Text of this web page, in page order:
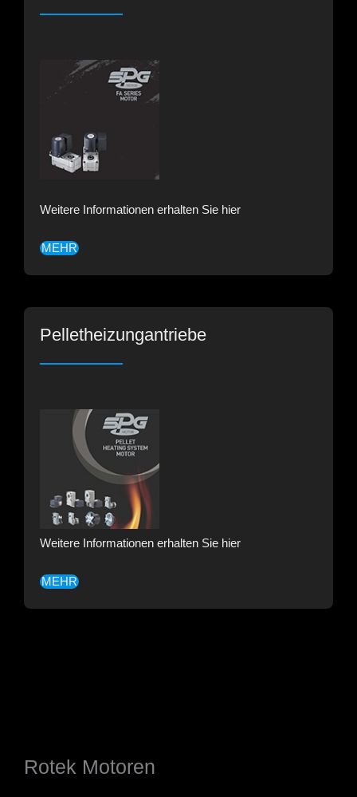
Weitere Informationen erhalten Sie hier
MEHR
Pelletheizungantriebe
Weitere Informationen erhalten Sie hier
MEHR
Rotek Motoren